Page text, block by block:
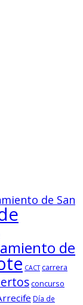
de San
de
CACT carrera
concurso
Día de